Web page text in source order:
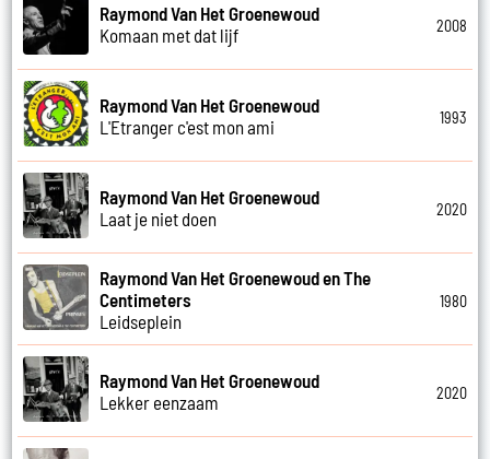
Raymond Van Het Groenewoud
Komaan met dat lijf
2008
Raymond Van Het Groenewoud
L'Etranger c'est mon ami
1993
Raymond Van Het Groenewoud
Laat je niet doen
2020
Raymond Van Het Groenewoud en The
Centimeters
Leidseplein
1980
Raymond Van Het Groenewoud
Lekker eenzaam
2020